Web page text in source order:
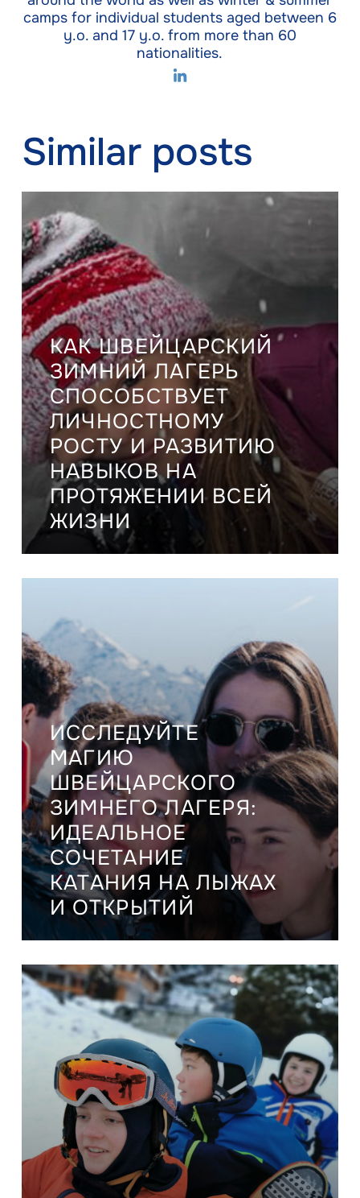
camps for individual students aged between 6
y.o. and 17 y.o. from more than 60
nationalities.
Similar posts
КАК ШВЕЙЦАРСКИЙ
ЗИМНИЙ ЛАГЕРЬ
СПОСОБСТВУЕТ
ЛИЧНОСТНОМУ
РОСТУ И РАЗВИТИЮ
НАВЫКОВ НА
ПРОТЯЖЕНИИ ВСЕЙ
ЖИЗНИ
ИССЛЕДУЙТЕ
МАГИЮ
ШВЕЙЦАРСКОГО
ЗИМНЕГО ЛАГЕРЯ:
ИДЕАЛЬНОЕ
СОЧЕТАНИЕ
КАТАНИЯ НА ЛЫЖАХ
И ОТКРЫТИЙ